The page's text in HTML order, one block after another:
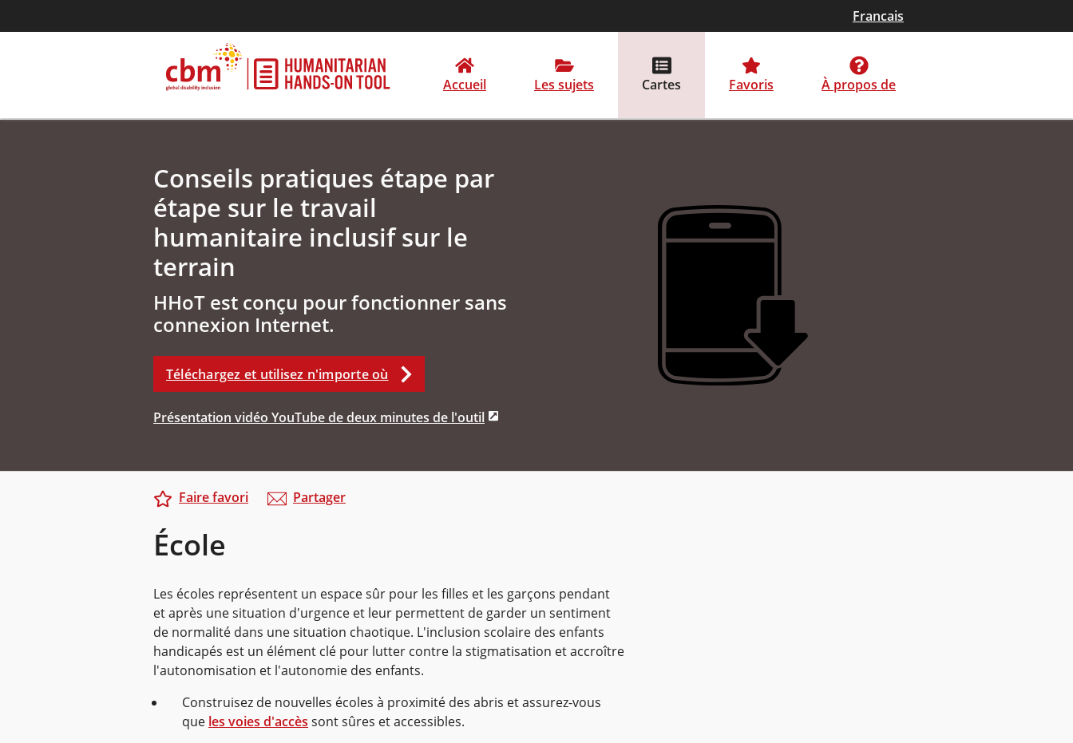
Accueil Les sujets Cartes Favoris À propos de
Conseils pratiques étape par
étape sur le travail
humanitaire inclusif sur le
terrain
HHoT est conçu pour fonctionner sans
connexion Internet.
Téléchargez et utilisez n'importe où
Présentation vidéo YouTube de deux minutes de l'outil
Francais
École
Faire favori Partager
Les écoles représentent un espace sûr pour les filles et les garçons pendant
et après une situation d'urgence et leur permettent de garder un sentiment
de normalité dans une situation chaotique. L'inclusion scolaire des enfants
handicapés est un élément clé pour lutter contre la stigmatisation et accroître
l'autonomisation et l'autonomie des enfants.
Construisez de nouvelles écoles à proximité des abris et assurez-vous
que les voies d'accès sont sûres et accessibles.